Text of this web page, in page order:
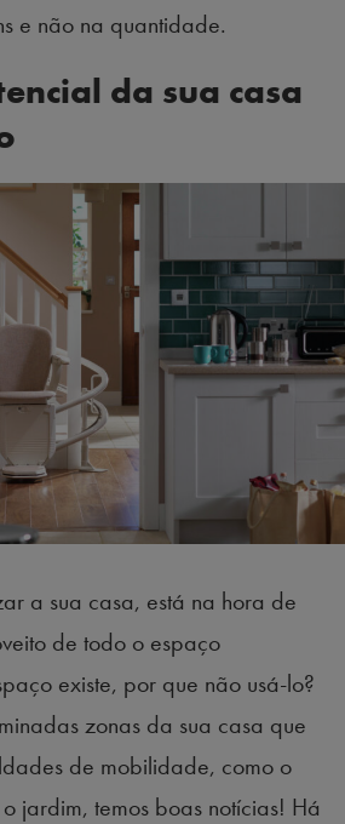
e não na quantidade.
da sua casa
a sua casa, está na hora de
de todo o espaço
existe, por que não usá-lo?
zonas da sua casa que
de mobilidade, como o
jardim, temos boas notícias! Há